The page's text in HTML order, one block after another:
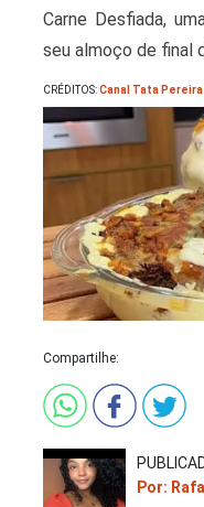
Carne Desfiada,
seu almoço de final
CRÉDITOS:Canal Tata
Compartilhe:
Por: